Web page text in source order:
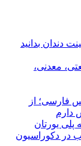
دندان بدانید
معدنی،
فارسی؛ از
دارم
پلی یورتان
در دکوراسیون